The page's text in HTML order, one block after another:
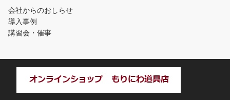
会社からのおしらせ
導入事例
講習会・催事